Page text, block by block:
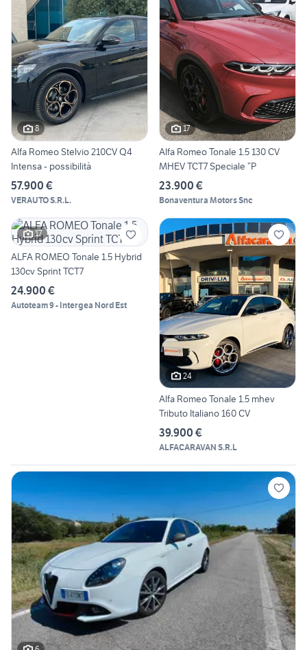
8
Alfa Romeo Stelvio 210CV Q4
Intensa - possibilità
57.900 €
VERAUTO S.R.L.
17
Alfa Romeo Tonale 1.5 130 CV
MHEV TCT7 Speciale “P
23.900 €
Bonaventura Motors Snc
17
ALFA ROMEO Tonale 1.5 Hybrid
130cv Sprint TCT7
24.900 €
Autoteam 9 - Intergea Nord Est
24
Alfa Romeo Tonale 1.5 mhev
Tributo Italiano 160 CV
39.900 €
ALFACARAVAN S.R.L